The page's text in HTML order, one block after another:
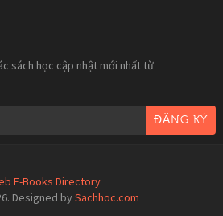
sách học cập nhật mới nhất từ
ĐĂNG KÝ
E-Books Directory
Designed by Sachhoc.com